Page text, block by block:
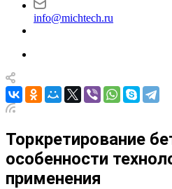
info@michtech.ru
Торкретирование
особенности
применения